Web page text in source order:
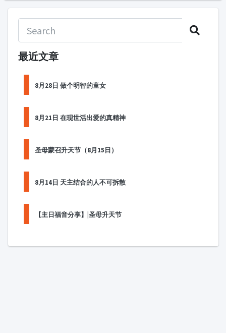
最近文章
8月28日 做个明智的童女
8月21日 在现世活出爱的真精神
圣母蒙召升天节（8月15日）
8月14日 天主结合的人不可拆散
【主日福音分享】|圣母升天节